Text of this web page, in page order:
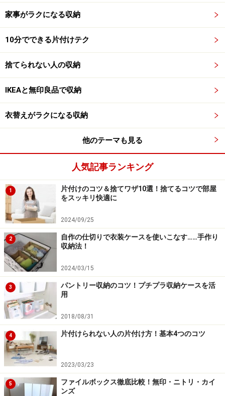
家事がラクになる収納
10分でできる片付けテク
捨てられない人の収納
IKEAと無印良品で収納
衣替えがラクになる収納
他のテーマも見る
人気記事ランキング
1
片付けのコツ＆捨てワザ10選！捨てるコツで部屋
をスッキリ快適に
2024/09/25
2
自作の仕切りで衣装ケースを使いこなす……手作り
収納法！
2024/03/15
3
パントリー収納のコツ！プチプラ収納ケースを活
用
2018/08/31
4 片付けられない人の片付け方！基本4つのコツ
2023/03/23
5
ファイルボックス徹底比較！無印・ニトリ・カイ
ンズ